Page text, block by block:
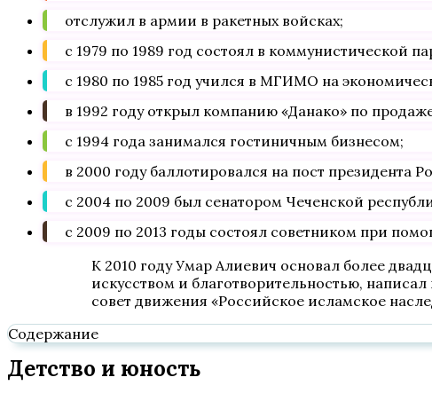
отслужил в армии в ракетных войсках;
с 1979 по 1989 год состоял в коммунистической
с 1980 по 1985 год учился в МГИМО на
в 1992 году открыл компанию «Данако» по
с 1994 года занимался гостиничным бизнесом;
в 2000 году баллотировался на пост президента
с 2004 по 2009 был сенатором Чеченской
с 2009 по 2013 годы состоял советником при
К 2010 году Умар Алиевич основал более
искусством и благотворительностью,
совет движения «Российское исламское
Содержание
Детство и юность